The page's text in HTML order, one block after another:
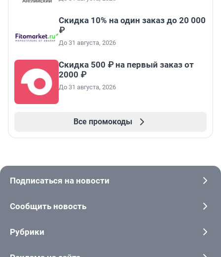
Скидка 10% на один заказ до 20 000
₽
До 31 августа, 2026
Скидка 500 ₽ на первый заказ от
2000 ₽
До 31 августа, 2026
Все промокоды
Подписаться на новости
Сообщить новость
Рубрики